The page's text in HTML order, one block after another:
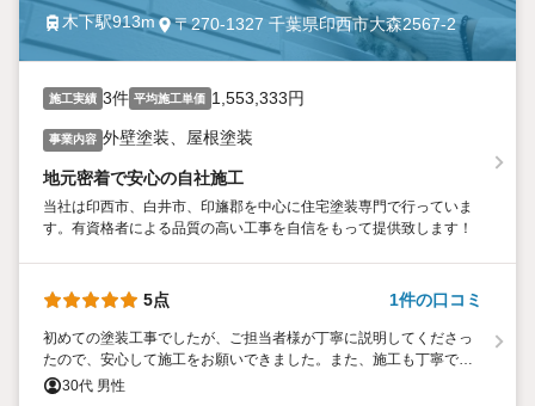
木下駅913m 〒270-1327 千葉県印西市大森2567-2
施工実績 3件 平均施工単価 1,553,333円
事業内容 外壁塗装、屋根塗装
地元密着で安心の自社施工
当社は印西市、白井市、印旛郡を中心に住宅塗装専門で行っていま
す。有資格者による品質の高い工事を自信をもって提供致します！
5点 1件の口コミ
初めての塗装工事でしたが、ご担当者様が丁寧に説明してくださっ
たので、安心して施工をお願いできました。また、施工も丁寧で細
部までこだわっていたことが強く印象に残りました。
30代 男性